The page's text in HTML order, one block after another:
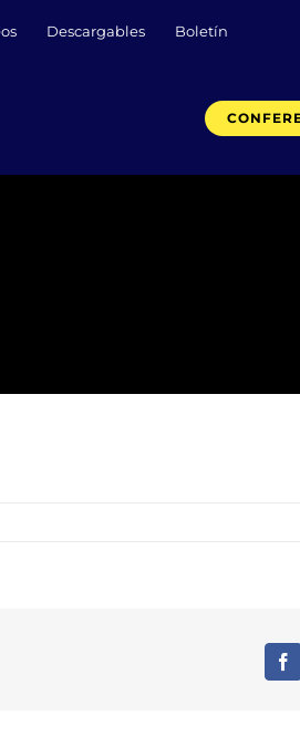
Descargables Boletín